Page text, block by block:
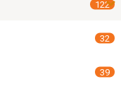
122
32
39